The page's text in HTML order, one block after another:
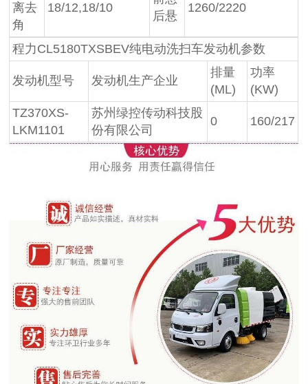
离去
角
18/12,18/10
后悬
1260/2220
程力CL5180TXSBEV纯电动洗扫车发动机参数
发动机型号 发动机生产企业
排量
(ML)
功率
(KW)
TZ370XS-
LKM1101
苏州绿控传动科技股
份有限公司
0 160/217